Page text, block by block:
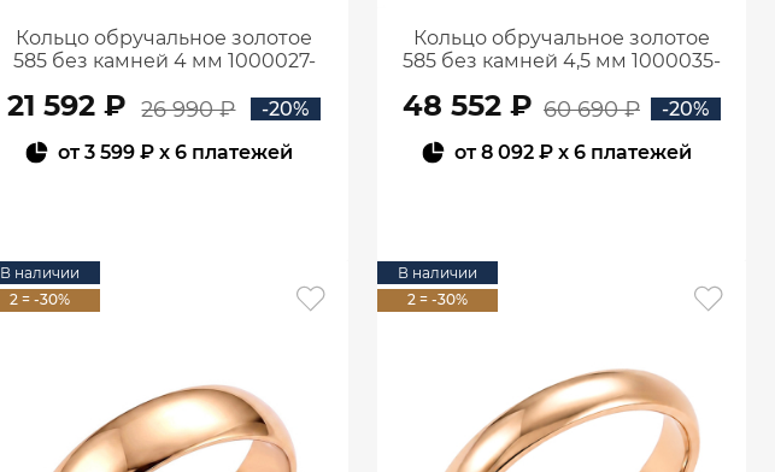
Кольцо обручальное золотое
585 без камней 4 мм 1000027-
21 592 ₽ 26 990 ₽
-20%
от3 599 ₽ x 6 платежей
Кольцо обручальное золотое
585 без камней 4,5 мм 1000035-
48 552 ₽ 60 690 ₽
-20%
от8 092 ₽ x 6 платежей
В наличии
2 = -30%
В наличии
2 = -30%